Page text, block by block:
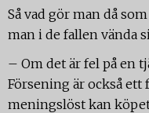
Så vad gör man då
man i de fallen vända
– Om det är fel på en
Försening är också
meningslöst kan